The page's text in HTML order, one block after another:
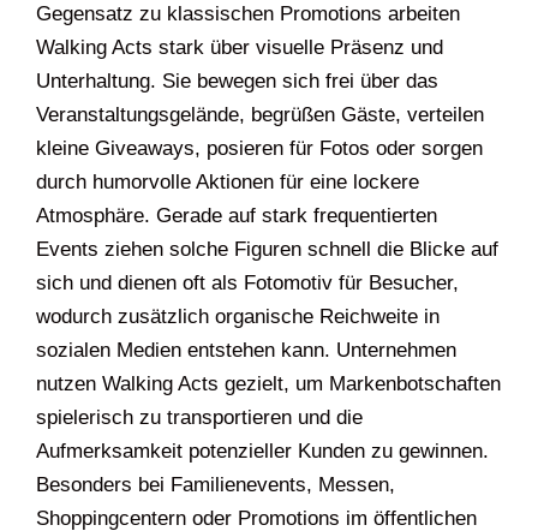
Gegensatz zu klassischen Promotions arbeiten
Walking Acts stark über visuelle Präsenz und
Unterhaltung. Sie bewegen sich frei über das
Veranstaltungsgelände, begrüßen Gäste, verteilen
kleine Giveaways, posieren für Fotos oder sorgen
durch humorvolle Aktionen für eine lockere
Atmosphäre. Gerade auf stark frequentierten
Events ziehen solche Figuren schnell die Blicke auf
sich und dienen oft als Fotomotiv für Besucher,
wodurch zusätzlich organische Reichweite in
sozialen Medien entstehen kann. Unternehmen
nutzen Walking Acts gezielt, um Markenbotschaften
spielerisch zu transportieren und die
Aufmerksamkeit potenzieller Kunden zu gewinnen.
Besonders bei Familienevents, Messen,
Shoppingcentern oder Promotions im öffentlichen